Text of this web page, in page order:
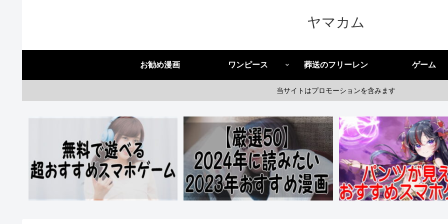
ヤマカム
お勧め漫画 ワンピース 葬送のフリーレン ゲーム
当サイトはプロモーションを含みます